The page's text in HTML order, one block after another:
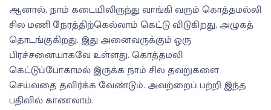
ஆனால், நாம் கடையிலிருந்து வாங்கி வரும் கொத்தமல்லி
சில மணி நேரத்திற்கெல்லாம் கெட்டு விடுகிறது, அழுகத்
தொடங்குகிறது. இது அனைவருக்கும் ஒரு
பிரச்சனையாகவே உள்ளது. கொத்தமலி
கெட்டுப்போகாமல் இருக்க நாம் சில தவறுகளை
செய்வதை தவிர்க்க வேண்டும். அவற்றைப் பற்றி இந்த
பதிவில் காணலாம்.